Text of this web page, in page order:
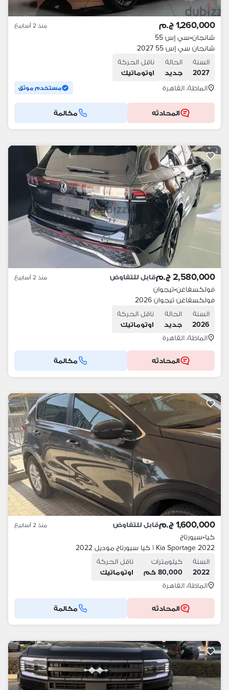
1,260,000 ج.م منذ 2 أسابيع
شانجان•سي إس 55
شانجان سي إس 55 2027
السنة
2027
الحالة
جديد
ناقل الحركة
اوتوماتيك
الماظة، القاهرة
مستخدم موثق
المحادثه مكالمة
2,580,000 ج.م قابل للتفاوض منذ 2 أسابيع
فولكسفاغن•تيجوان
فولكسفاغن تيجوان 2026
السنة
2026
الحالة
جديد
ناقل الحركة
اوتوماتيك
الماظة، القاهرة
المحادثه مكالمة
1,600,000 ج.م قابل للتفاوض منذ 2 أسابيع
كيا•سبورتاج
Kia Sportage 2022 | كيا سبورتاج موديل 2022
السنة
2022
كيلومترات
80,000 كم
ناقل الحركة
اوتوماتيك
الماظة، القاهرة
المحادثه مكالمة